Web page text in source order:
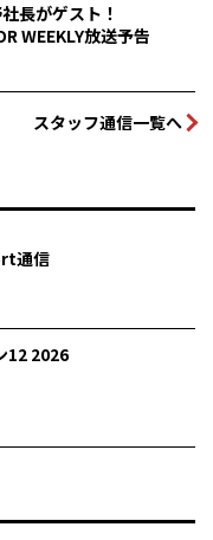
長がゲスト！
WEEKLY放送予告
スタッフ通信一覧へ
通信
12 2026